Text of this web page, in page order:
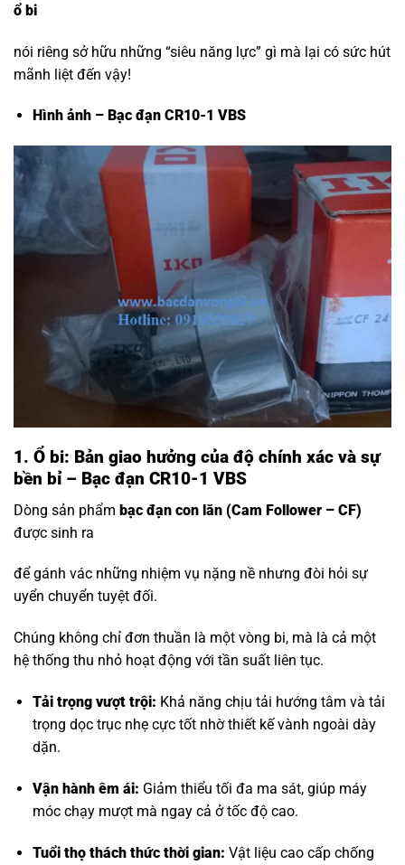
ổ bi
nói riêng sở hữu những “siêu năng lực” gì mà lại có sức hút
mãnh liệt đến vậy!
Hình ảnh – Bạc đạn CR10-1 VBS
1. Ổ bi: Bản giao hưởng của độ chính xác và sự
bền bỉ – Bạc đạn CR10-1 VBS
Dòng sản phẩm bạc đạn con lăn (Cam Follower – CF)
được sinh ra
để gánh vác những nhiệm vụ nặng nề nhưng đòi hỏi sự
uyển chuyển tuyệt đối.
Chúng không chỉ đơn thuần là một vòng bi, mà là cả một
hệ thống thu nhỏ hoạt động với tần suất liên tục.
Tải trọng vượt trội: Khả năng chịu tải hướng tâm và tải
trọng dọc trục nhẹ cực tốt nhờ thiết kế vành ngoài dày
dặn.
Vận hành êm ái: Giảm thiểu tối đa ma sát, giúp máy
móc chạy mượt mà ngay cả ở tốc độ cao.
Tuổi thọ thách thức thời gian: Vật liệu cao cấp chống